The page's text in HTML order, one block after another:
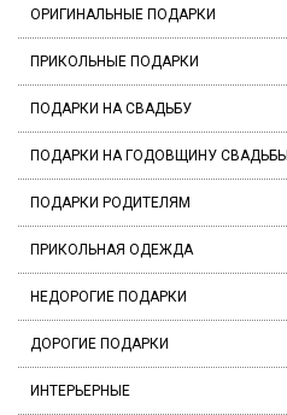
ОРИГИНАЛЬНЫЕ ПОДАРКИ
ПРИКОЛЬНЫЕ ПОДАРКИ
ПОДАРКИ НА СВАДЬБУ
ПОДАРКИ НА ГОДОВЩИНУ СВАДЬБЫ
ПОДАРКИ РОДИТЕЛЯМ
ПРИКОЛЬНАЯ ОДЕЖДА
НЕДОРОГИЕ ПОДАРКИ
ДОРОГИЕ ПОДАРКИ
ИНТЕРЬЕРНЫЕ